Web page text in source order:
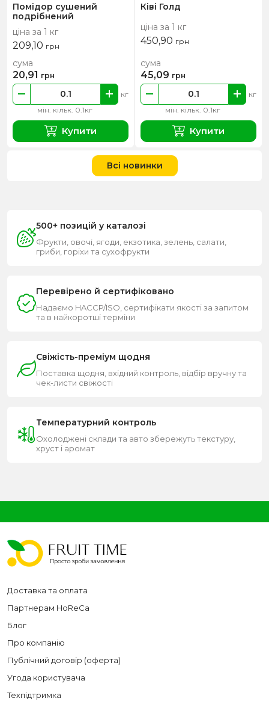
Помідор сушений
подрібнений
ціна за 1 кг
209,10 грн
мін. кільк. 0.1кг
кг
сума
20,91 грн
Купити
Ківі Голд
ціна за 1 кг
450,90 грн
мін. кільк. 0.1кг
кг
сума
45,09 грн
Купити
Всі новинки
500+ позицій у каталозі
Фрукти, овочі, ягоди, екзотика, зелень, салати,
гриби, горіхи та сухофрукти
Перевірено й сертифіковано
Надаємо HACCP/ISO, сертифікати якості за запитом
та в найкоротші терміни
Свіжість-преміум щодня
Поставка щодня, вхідний контроль, відбір вручну та
чек-листи свіжості
Температурний контроль
Охолоджені склади та авто збережуть текстуру,
хруст і аромат
Доставка та оплата
Партнерам HoReCa
Блог
Про компанію
Публічний договір (оферта)
Угода користувача
Техпідтримка